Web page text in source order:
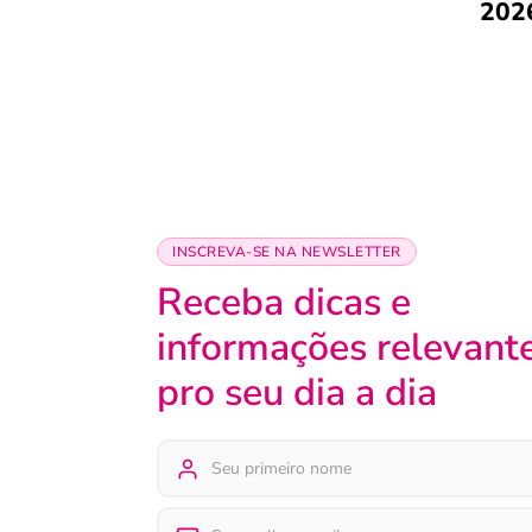
INSCREVA-SE NA NEWSLETTER
Receba dicas e
informações
pro seu dia a dia